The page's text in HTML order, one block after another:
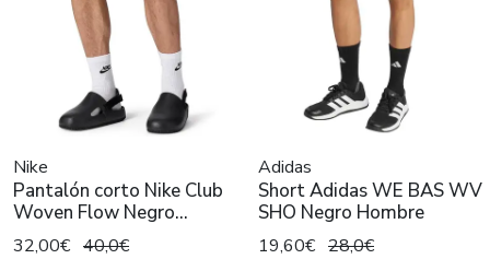
Nike
Pantalón corto Nike Club
Woven Flow Negro
Hombre
32,00€ 40,0€
Adidas
Short Adidas WE BAS WV
SHO Negro Hombre
19,60€ 28,0€